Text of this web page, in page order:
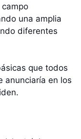
una amplia
diferentes
que todos
anunciaría en los